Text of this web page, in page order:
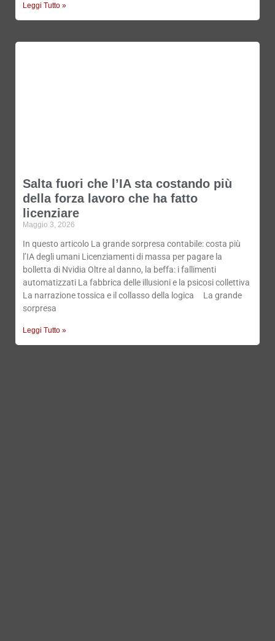
Leggi Tutto »
Salta fuori che l’IA sta costando più
della forza lavoro che ha fatto
licenziare
Maggio 3, 2026
In questo articolo La grande sorpresa contabile: costa più
l’IA degli umani Licenziamenti di massa per pagare la
bolletta di Nvidia Oltre al danno, la beffa: i fallimenti
automatizzati La fabbrica delle illusioni e la psicosi collettiva
La narrazione tossica e il collasso della logica La grande
sorpresa
Leggi Tutto »